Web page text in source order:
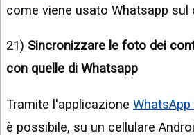
come viene usato Whatsapp sul
21) Sincronizzare le foto dei
con quelle di Whatsapp
Tramite l'applicazione
è possibile, su un cellulare